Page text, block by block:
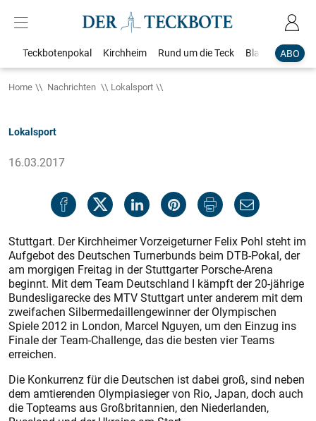
ABO
Teckbotenpokal Kirchheim Rund um die Teck Blaulicht
Home Nachrichten Lokalsport
Lokalsport
16.03.2017
Stuttgart. Der Kirchheimer Vorzeigeturner Felix Pohl steht im
Aufgebot des Deutschen Turnerbunds beim DTB-Pokal, der
am morgigen Freitag in der Stuttgarter Porsche-Arena
beginnt. Mit dem Team Deutschland I kämpft der 20-jährige
Bundesligarecke des MTV Stuttgart unter anderem mit dem
zweifachen Silbermedaillengewinner der Olympischen
Spiele 2012 in London, Marcel Nguyen, um den Einzug ins
Finale der Team-Challenge, das die besten vier Teams
erreichen.
Die Konkurrenz für die Deutschen ist dabei groß, sind neben
dem amtierenden Olympiasieger von Rio, Japan, doch auch
die Topteams aus Großbritannien, den Niederlanden,